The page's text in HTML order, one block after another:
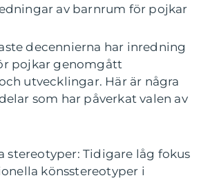
av barnrum för pojkar
decennierna har inredning
pojkar genomgått
utvecklingar. Här är några
som har påverkat valen av
stereotyper: Tidigare låg fokus
könsstereotyper i